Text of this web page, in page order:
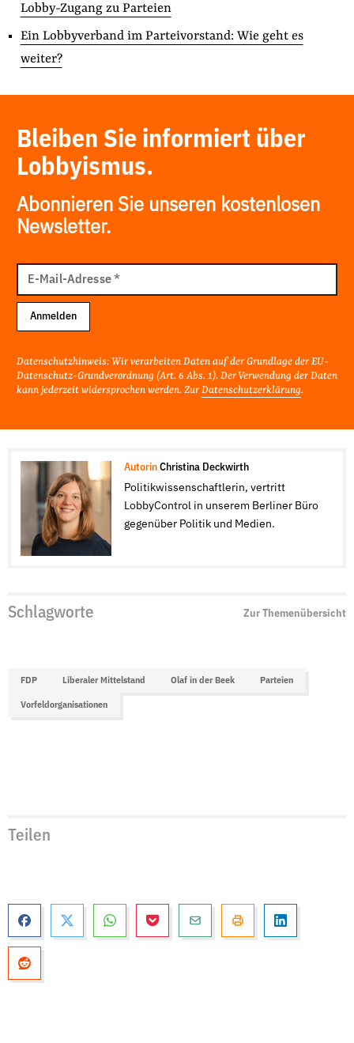
Lobby-Zugang zu Parteien
Ein Lobbyverband im Parteivorstand: Wie geht es
weiter?
Bleiben Sie informiert über
Lobbyismus.
Abonnieren Sie unseren kostenlosen
Newsletter.
Mail
Adresse
E-Mail-Adresse*
Anmelden
Datenschutzhinweis: Wir verarbeiten Daten auf der Grundlage der EU-
Datenschutz-Grundverordnung (Art. 6 Abs. 1). Der Verwendung der Daten
kann jederzeit widersprochen werden. Zur Datenschutzerklärung.
Autorin Christina Deckwirth
Politikwissenschaftlerin, vertritt
LobbyControl in unserem Berliner Büro
gegenüber Politik und Medien.
Schlagworte Zur Themenübersicht
FDP Liberaler Mittelstand Olaf in der Beek Parteien
Vorfeldorganisationen
Teilen